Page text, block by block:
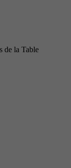
de la Table